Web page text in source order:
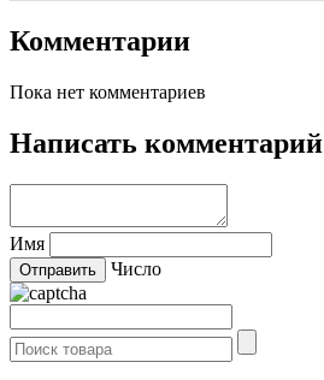
Комментарии
Пока нет комментариев
Написать комментарий
Имя
Число